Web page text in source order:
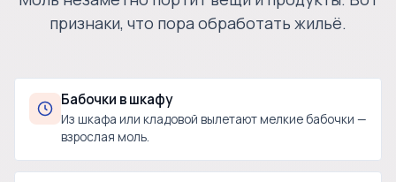
признаки, что пора обработать жильё.
Бабочки в шкафу
Из шкафа или кладовой вылетают мелкие бабочки —
взрослая моль.